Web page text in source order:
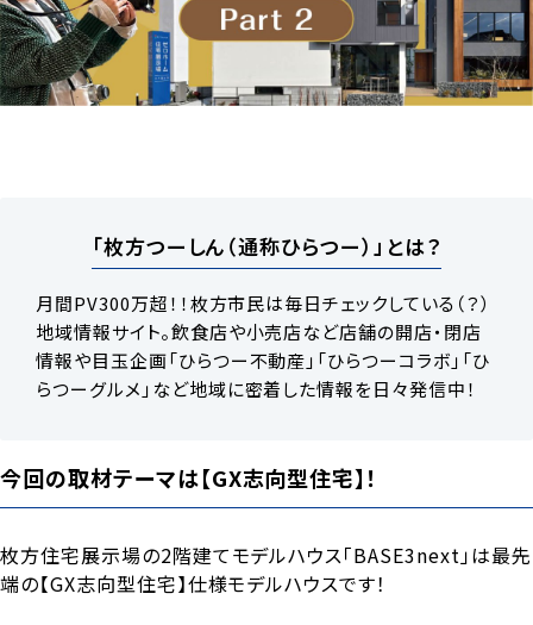
「枚方つーしん（通称ひらつー）」とは？
月間PV300万超！！枚方市民は毎日チェックしている（？）
地域情報サイト。飲食店や小売店など店舗の開店・閉店
情報や目玉企画「ひらつー不動産」「ひらつーコラボ」「ひ
らつーグルメ」など地域に密着した情報を日々発信中！
今回の取材テーマは【GX志向型住宅】！
枚方住宅展示場の2階建てモデルハウス「BASE3next」は最先
端の【GX志向型住宅】仕様モデルハウスです！